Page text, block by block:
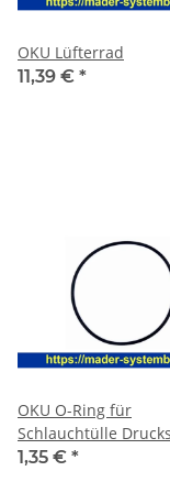
OKU Lüfterrad
11,39 € *
OKU O-Ring für
Schlauchtülle
1,35 € *